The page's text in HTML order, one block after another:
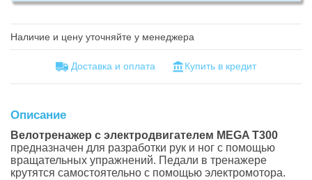
Наличие и цену уточняйте у менеджера
Доставка и оплатa Купить в кредит
Описание
Велотренажер с электродвигателем MEGA T300
предназначен для разработки рук и ног с помощью
вращательных упражнений. Педали в тренажере
крутятся самостоятельно с помощью электромотора.